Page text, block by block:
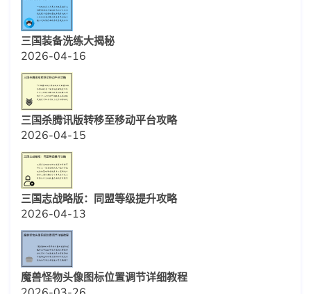
三国装备洗练大揭秘
2026-04-16
三国杀腾讯版转移至移动平台攻略
2026-04-15
三国志战略版：同盟等级提升攻略
2026-04-13
魔兽怪物头像图标位置调节详细教程